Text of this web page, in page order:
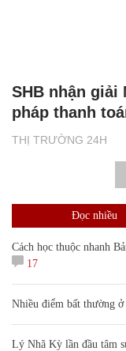
THỊ TRƯỜNG 24H
SHB nhận giải
pháp thanh
Đọc nhiều
Cách học thuộc nhanh
17
Nhiều điểm bất thường
Lý Nhã Kỳ lần đầu tâm